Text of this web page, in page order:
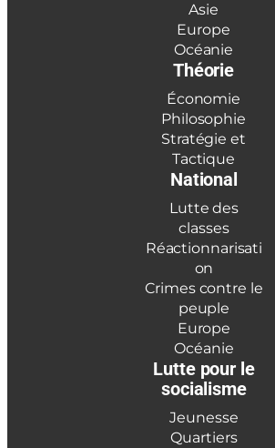
Asie
Europe
Océanie
Théorie
Économie
Philosophie
Stratégie et
Tactique
National
Lutte des
classes
Réactionnarisati
on
Crimes contre le
peuple
Europe
Océanie
Lutte pour le
socialisme
Jeunesse
Quartiers